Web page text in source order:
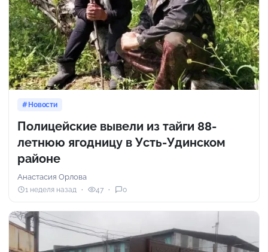
Новости
Полицейские вывели из тайги 88-
летнюю ягодницу в Усть-Удинском
районе
Анастасия Орлова
1 неделя назад 47 0